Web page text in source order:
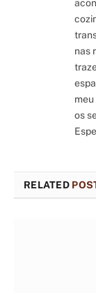
nas
os
RELATED